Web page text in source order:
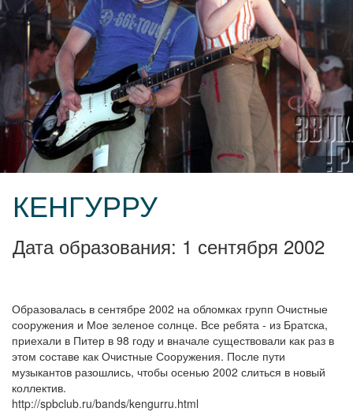
КЕНГУРРУ
Дата образования: 1 сентября 2002
Образовалась в сентябре 2002 на обломках групп Очистные
сооружения и Мое зеленое солнце. Все ребята - из Братска,
приехали в Питер в 98 году и вначале существовали как раз в
этом составе как Очистные Сооружения. После пути
музыкантов разошлись, чтобы осенью 2002 слиться в новый
коллектив.
http://spbclub.ru/bands/kengurru.html